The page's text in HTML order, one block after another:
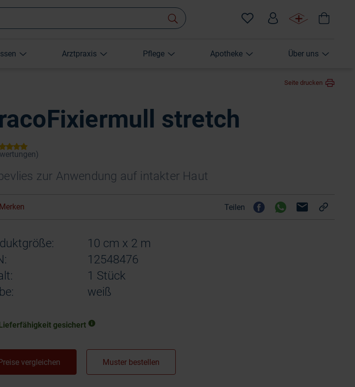
Arztpraxis Pflege Apotheke Über uns
Seite drucken
stretch
zur Anwendung auf intakter Haut
Merken Teilen
10 cm x 2 m
12548476
1 Stück
weiß
gesichert
vergleichen
Wonach
Sie?